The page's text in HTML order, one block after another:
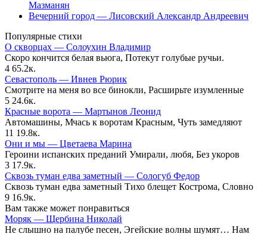
Мазманян
Вечерний город — Лисовский Александр Андреевич
Популярные стихи
О скворцах — Солоухин Владимир
Скоро кончится белая вьюга, Потекут голубые ручьи.
4 65.2к.
Севастополь — Ивнев Рюрик
Смотрите на меня во все бинокли, Расширьте изумленные
5 24.6к.
Красные ворота — Мартынов Леонид
Автомашины, Мчась к воротам Красным, Чуть замедляют
11 19.8к.
Они и мы — Цветаева Марина
Героини испанских преданий Умирали, любя, Без укоров
3 17.9к.
Сквозь туман едва заметный — Сологуб Федор
Сквозь туман едва заметный Тихо блещет Кострома, Словно
9 16.9к.
Вам также может понравиться
Моряк — Щербина Николай
Не слышно на палубе песен, Эгейские волны шумят… Нам